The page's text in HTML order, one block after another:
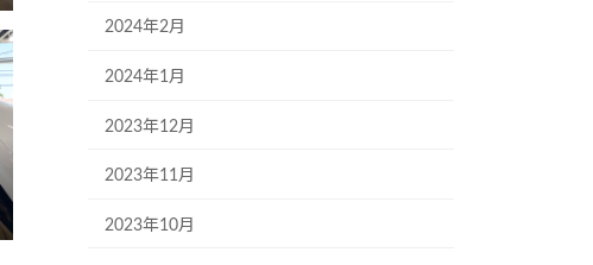
2024年2月
2024年1月
2023年12月
2023年11月
2023年10月